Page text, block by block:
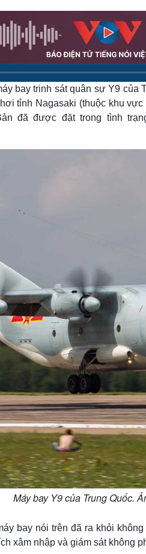
Văn hóa
Sân khấu -
Văn học
Di sản
bay trinh sát quân sự Y9 của
tỉnh Nagasaki (thuộc khu
đã được đặt trong tình
Máy bay Y9 của Trung Quốc.
bay nói trên đã ra khỏi
xâm nhập và giám sát không